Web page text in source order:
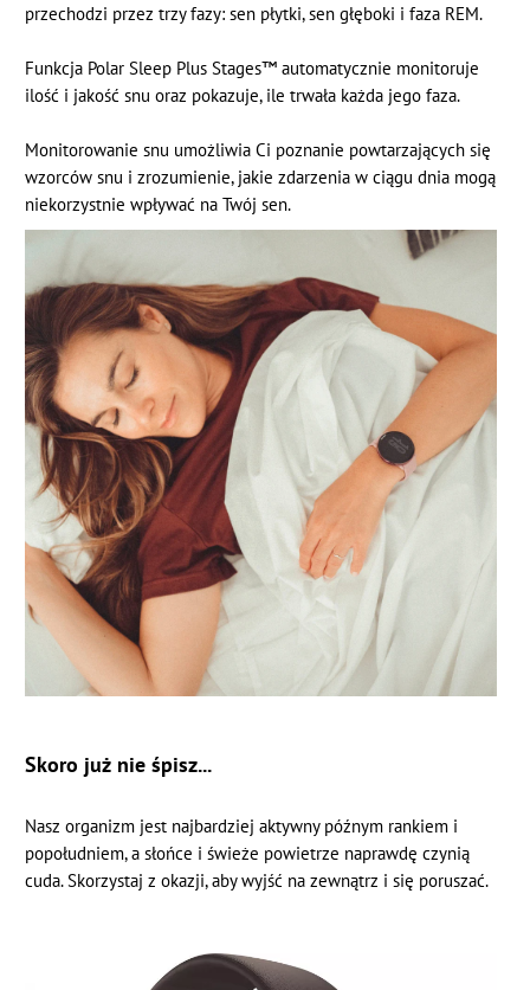
przechodzi przez trzy fazy: sen płytki, sen głęboki i faza REM.
Funkcja Polar Sleep Plus Stages™ automatycznie monitoruje
ilość i jakość snu oraz pokazuje, ile trwała każda jego faza.
Monitorowanie snu umożliwia Ci poznanie powtarzających się
wzorców snu i zrozumienie, jakie zdarzenia w ciągu dnia mogą
niekorzystnie wpływać na Twój sen.
Skoro już nie śpisz...
Nasz organizm jest najbardziej aktywny późnym rankiem i
popołudniem, a słońce i świeże powietrze naprawdę czynią
cuda. Skorzystaj z okazji, aby wyjść na zewnątrz i się poruszać.